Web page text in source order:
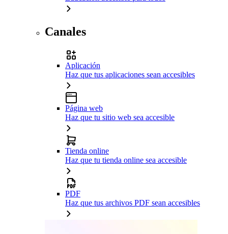
Canales
Aplicación
Haz que tus aplicaciones sean accesibles
Página web
Haz que tu sitio web sea accesible
Tienda online
Haz que tu tienda online sea accesible
PDF
Haz que tus archivos PDF sean accesibles